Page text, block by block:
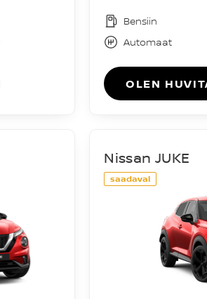
Bensiin
Automaat
OLEN
saadaval
Nissan JUKE